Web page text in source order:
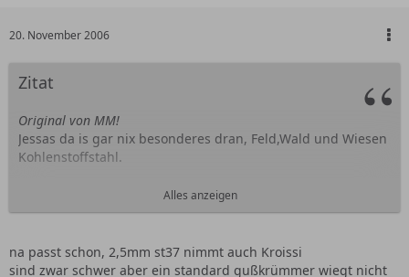
20. November 2006
Zitat
Original von MM!
Jessas da is gar nix besonderes dran, Feld,Wald und Wiesen
Kohlenstoffstahl.
ICH würde wenn aber wenigstens nen (alte Bezeichnung) St
35.8/I hernehmen.
stark an Festigkeit
Alles anzeigen
na passt schon, 2,5mm st37 nimmt auch Kroissi
sind zwar schwer aber ein standard gußkrümmer wiegt nicht